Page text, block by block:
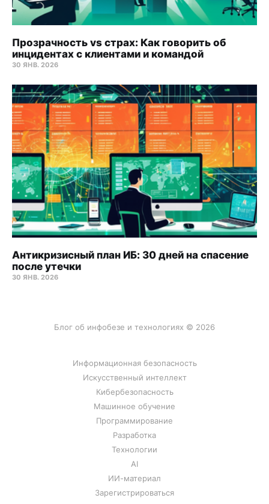
Прозрачность vs страх: Как говорить об
инцидентах с клиентами и командой
30 ЯНВ. 2026
Антикризисный план ИБ: 30 дней на спасение
после утечки
30 ЯНВ. 2026
Блог об инфобезе и технологиях © 2026
Информационная безопасность
Искусственный интеллект
Кибербезопасность
Машинное обучение
Программирование
Разработка
Технологии
AI
ИИ-материал
Зарегистрироваться